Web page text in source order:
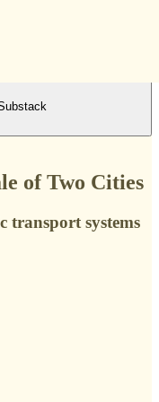
of Two Cities
transport systems